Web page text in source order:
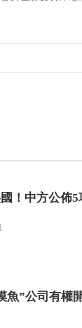
！中方公佈5
魚”公司有權